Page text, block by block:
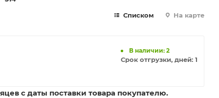
Списком На карте
В наличии: 2
Срок отгрузки, дней: 1
с даты поставки товара покупателю.